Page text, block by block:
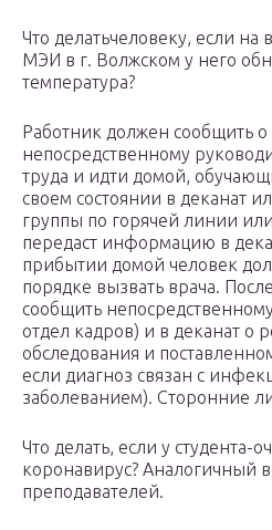
Что делатьчеловеку, если
МЭИ в г. Волжском у него
температура?
Работник должен сообщить о
непосредственному
труда и идти домой,
своем состоянии в деканат
группы по горячей линии
передаст информацию в
прибытии домой человек
порядке вызвать врача.
сообщить
отдел кадров) и в деканат о
обследования и
если диагноз связан с
заболеванием). Сторонние
Что делать, если у студента-
коронавирус? Аналогичный
преподавателей.